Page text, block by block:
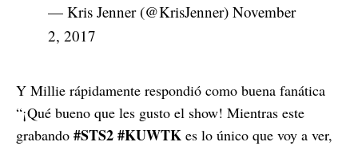
— Kris Jenner (@KrisJenner) November
2, 2017
Y Millie rápidamente respondió como buena fanática
“¡Qué bueno que les gusto el show! Mientras este
grabando #STS2#KUWTK es lo único que voy a ver,